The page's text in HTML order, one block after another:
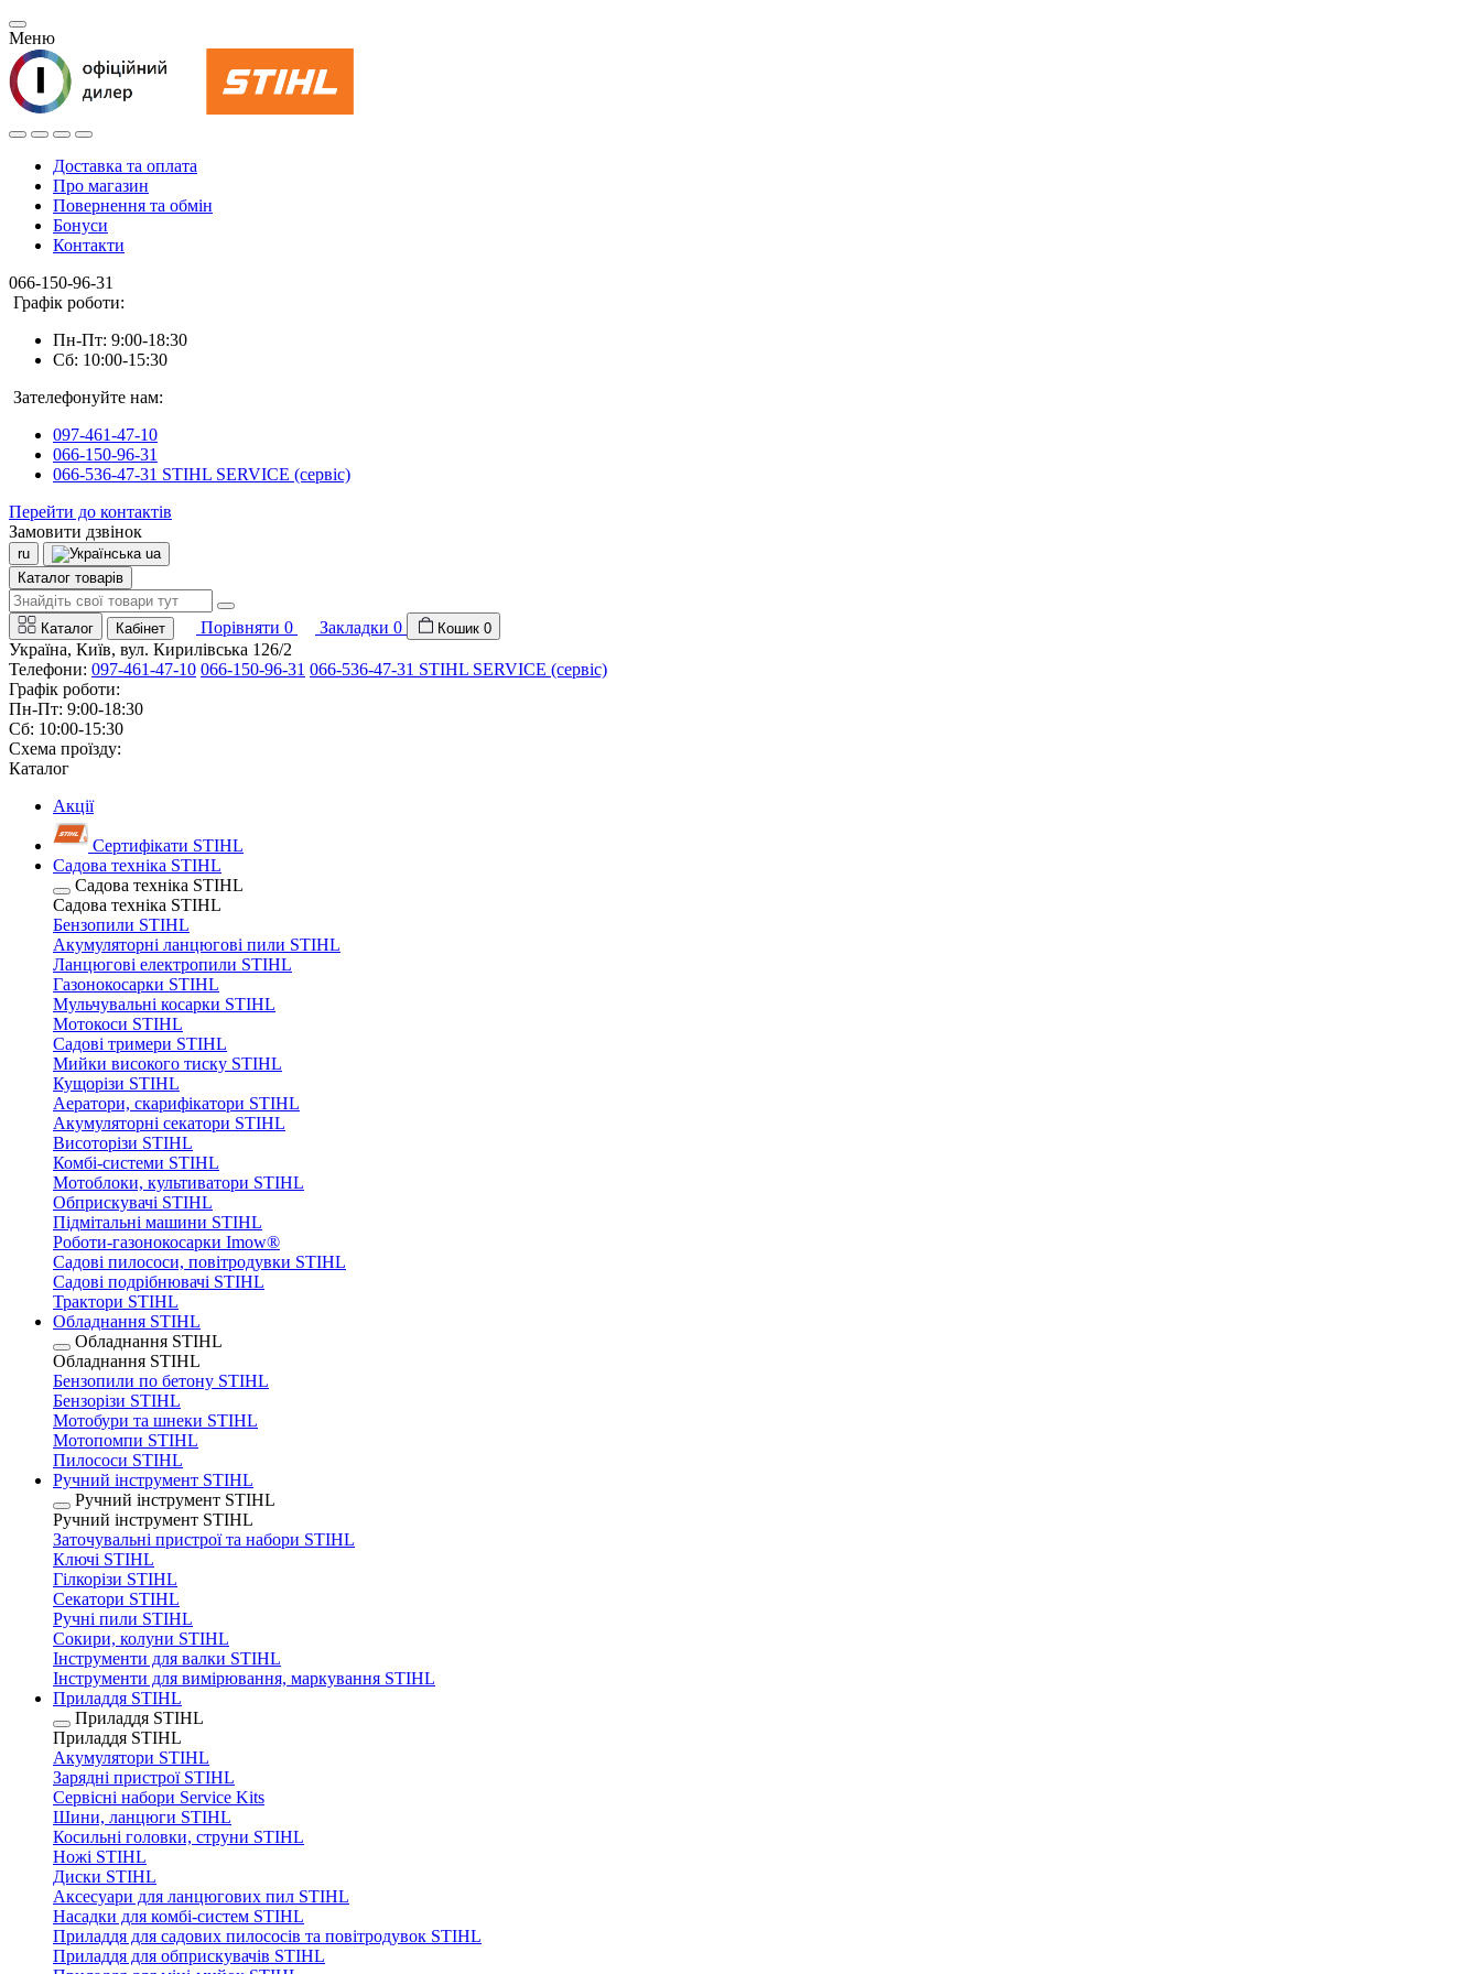
Меню
Доставка та оплата
Про магазин
Повернення та обмін
Бонуси
Контакти
066-150-96-31
Графік роботи:
Пн-Пт: 9:00-18:30
Сб: 10:00-15:30
Зателефонуйте нам:
097-461-47-10
066-150-96-31
066-536-47-31 STIHL SERVICE (сервіс)
Перейти до контактів
Замовити дзвінок
ru
ua
Каталог товарів
Каталог Кабінет Порівняти 0 Закладки 0 Кошик 0
Україна, Київ, вул. Кирилівська 126/2
Телефони: 097-461-47-10 066-150-96-31 066-536-47-31 STIHL SERVICE (сервіс)
Графік роботи:
Пн-Пт: 9:00-18:30
Сб: 10:00-15:30
Схема проїзду:
Каталог
Акції
Сертифікати STIHL
Садова техніка STIHL
Садова техніка STIHL
Садова техніка STIHL
Бензопили STIHL
Акумуляторні ланцюгові пили STIHL
Ланцюгові електропили STIHL
Газонокосарки STIHL
Мульчувальні косарки STIHL
Мотокоси STIHL
Садові тримери STIHL
Мийки високого тиску STIHL
Кущорізи STIHL
Аератори, скарифікатори STIHL
Акумуляторні секатори STIHL
Висоторізи STIHL
Комбі-системи STIHL
Мотоблоки, культиватори STIHL
Обприскувачі STIHL
Підмітальні машини STIHL
Роботи-газонокосарки Imow®
Садові пилососи, повітродувки STIHL
Садові подрібнювачі STIHL
Трактори STIHL
Обладнання STIHL
Обладнання STIHL
Обладнання STIHL
Бензопили по бетону STIHL
Бензорізи STIHL
Мотобури та шнеки STIHL
Мотопомпи STIHL
Пилососи STIHL
Ручний інструмент STIHL
Ручний інструмент STIHL
Ручний інструмент STIHL
Заточувальні пристрої та набори STIHL
Ключі STIHL
Гілкорізи STIHL
Секатори STIHL
Ручні пили STIHL
Сокири, колуни STIHL
Інструменти для валки STIHL
Інструменти для вимірювання, маркування STIHL
Приладдя STIHL
Приладдя STIHL
Приладдя STIHL
Акумулятори STIHL
Зарядні пристрої STIHL
Сервісні набори Service Kits
Шини, ланцюги STIHL
Косильні головки, струни STIHL
Ножі STIHL
Диски STIHL
Аксесуари для ланцюгових пил STIHL
Насадки для комбі-систем STIHL
Приладдя для садових пилососів та повітродувок STIHL
Приладдя для обприскувачів STIHL